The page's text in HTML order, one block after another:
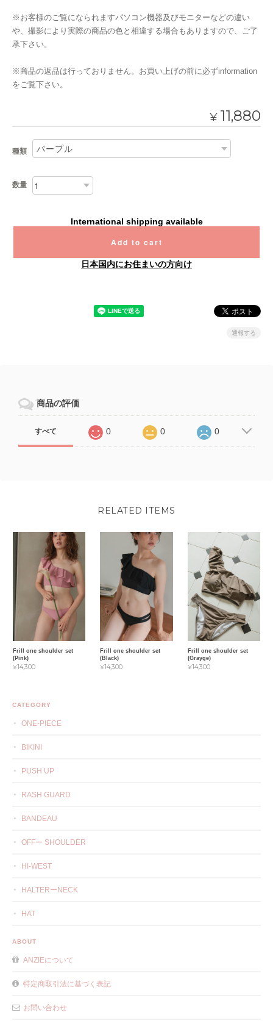
※お客様のご覧になられますパソコン機器及びモニターなどの違い
や、撮影により実際の商品の色と相違する場合もありますので、ご了
承下さい。
※商品の返品は行っておりません。お買い上げの前に必ずinformation
をご覧下さい。
¥ 11,880
種類
数量
International shipping available
Add to cart
日本国内にお住まいの方向け
通報する
商品の評価
すべて 0 0 0
RELATED ITEMS
Frill one shoulder set
(Pink)
¥14,300
Frill one shoulder set
(Black)
¥14,300
Frill one shoulder set
(Grayge)
¥14,300
CATEGORY
ONE-PIECE
BIKINI
PUSH UP
RASH GUARD
BANDEAU
OFFー SHOULDER
HI-WEST
HALTERーNECK
HAT
ABOUT
ANZIEについて
特定商取引法に基づく表記
お問い合わせ